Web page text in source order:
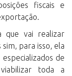
fiscais e
que vai realizar
sim, para isso, ela
de
toda a